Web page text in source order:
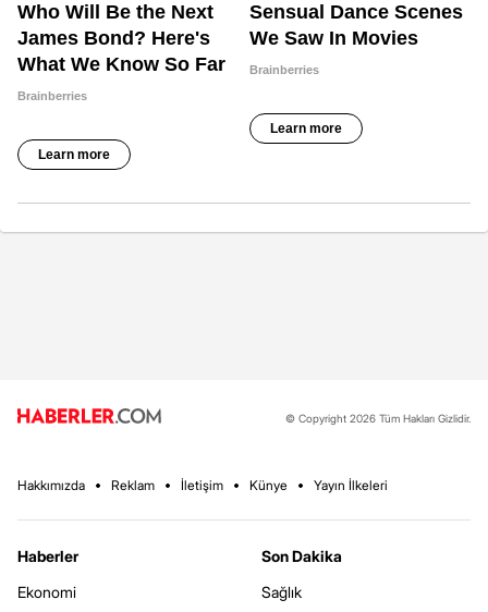
© Copyright 2026 Tüm Hakları Gizlidir.
Hakkımızda Reklam İletişim Künye Yayın İlkeleri
Haberler
Ekonomi
Son Dakika
Sağlık